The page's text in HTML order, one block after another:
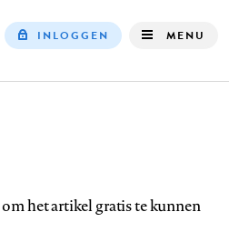
INLOGGEN MENU
het artikel gratis te kunnen